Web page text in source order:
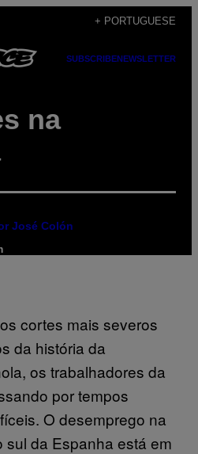
+ PORTUGUESE
SUBSCRIBENEWSLETTER
na
José Colón
cortes mais severos
da história da
os trabalhadores da
por tempos
O desemprego na
sul da Espanha está em